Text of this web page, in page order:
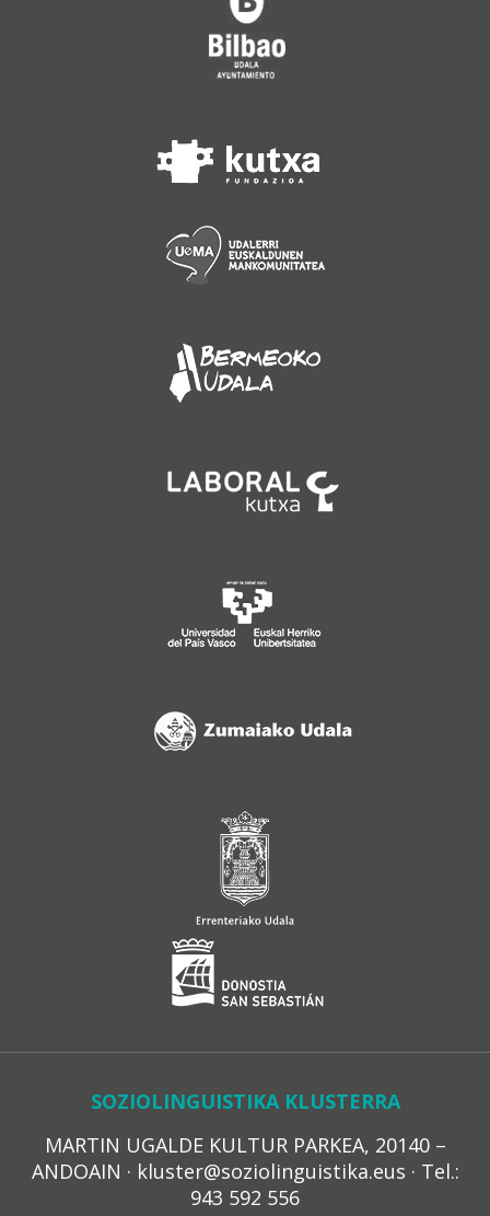
SOZIOLINGUISTIKA KLUSTERRA
MARTIN UGALDE KULTUR PARKEA, 20140 –
ANDOAIN · kluster@soziolinguistika.eus · Tel.:
943 592 556